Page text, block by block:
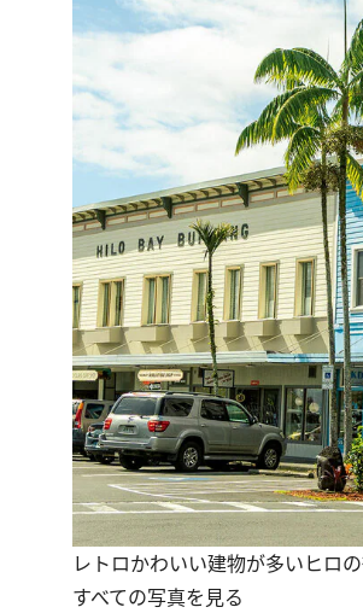
レトロかわいい建物が多いヒロの
すべての写真を見る